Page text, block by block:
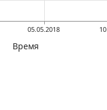
05.05.2018
Время